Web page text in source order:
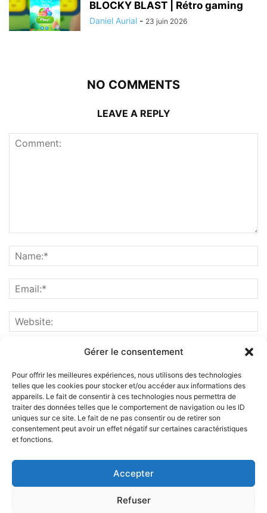
Gérer le consentement
Pour offrir les meilleures expériences, nous utilisons des technologies
telles que les cookies pour stocker et/ou accéder aux informations des
appareils. Le fait de consentir à ces technologies nous permettra de
traiter des données telles que le comportement de navigation ou les ID
uniques sur ce site. Le fait de ne pas consentir ou de retirer son
consentement peut avoir un effet négatif sur certaines caractéristiques
et fonctions.
Accepter
Refuser
BLOCKY BLAST | Rétro gaming
Daniel Aurial - 23 juin 2026
NO COMMENTS
LEAVE A REPLY
ABOUT US
FOLLOW US